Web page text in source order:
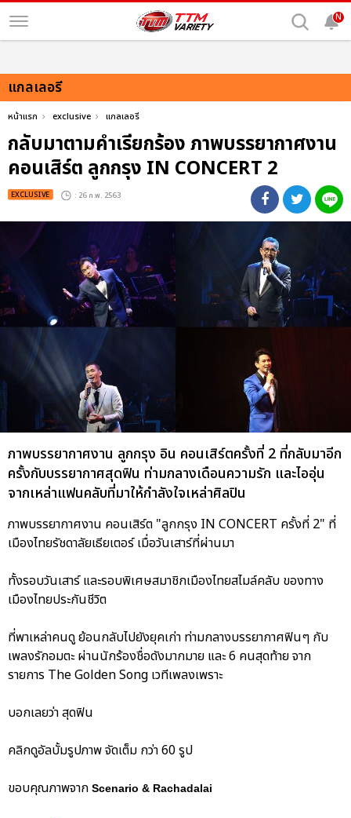
N
แกลเลอรี
หน้าแรก exclusive แกลเลอรี
กลับมาตามคำเรียกร้อง ภาพบรรยากาศงาน
คอนเสิร์ต ลูกกรุง IN CONCERT 2
EXCLUSIVE : 26 ก.พ. 2563
ภาพบรรยากาศงาน ลูกกรุง อิน คอนเสิร์ตครั้งที่ 2 ที่กลับมาอีก
ครั้งกับบรรยากาศสุดฟิน ท่ามกลางเดือนความรัก และไออุ่น
จากเหล่าแฟนคลับที่มาให้กำลังใจเหล่าศิลปิน
ภาพบรรยากาศงาน คอนเสิร์ต "ลูกกรุง IN CONCERT ครั้งที่ 2" ที่
เมืองไทยรัชดาลัยเธียเตอร์ เมื่อวันเสาร์ที่ผ่านมา
ทั้งรอบวันเสาร์ และรอบพิเศษสมาชิกเมืองไทยสไมล์คลับ ของทาง
เมืองไทยประกันชีวิต
ที่พาเหล่าคนดู ย้อนกลับไปยังยุคเก่า ท่ามกลางบรรยากาศฟินๆ กับ
เพลงรักอมตะ ผ่านนักร้องชื่อดังมากมาย และ 6 คนสุดท้าย จาก
รายการ The Golden Song เวทีเพลงเพราะ
บอกเลยว่า สุดฟิน
คลิกดูอัลบั้มรูปภาพ จัดเต็ม กว่า 60 รูป
ขอบคุณภาพจาก Scenario & Rachadalai